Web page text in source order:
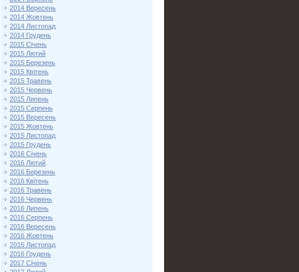
2014 Вересень
2014 Жовтень
2014 Листопад
2014 Грудень
2015 Січень
2015 Лютий
2015 Березень
2015 Квітень
2015 Травень
2015 Червень
2015 Липень
2015 Серпень
2015 Вересень
2015 Жовтень
2015 Листопад
2015 Грудень
2016 Січень
2016 Лютий
2016 Березень
2016 Квітень
2016 Травень
2016 Червень
2016 Липень
2016 Серпень
2016 Вересень
2016 Жовтень
2016 Листопад
2016 Грудень
2017 Січень